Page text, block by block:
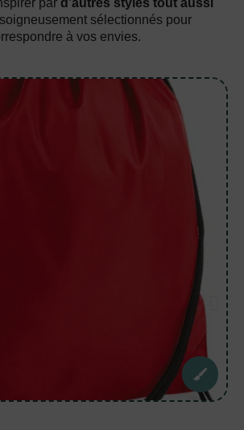
par d’autres styles tout aussi
sélectionnés pour
à vos envies.